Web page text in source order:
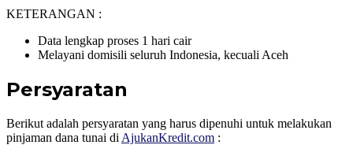
KETERANGAN :
Data lengkap proses 1 hari cair
Melayani domisili seluruh Indonesia, kecuali Aceh
Persyaratan
Berikut adalah persyaratan yang harus dipenuhi untuk melakukan
pinjaman dana tunai di AjukanKredit.com :